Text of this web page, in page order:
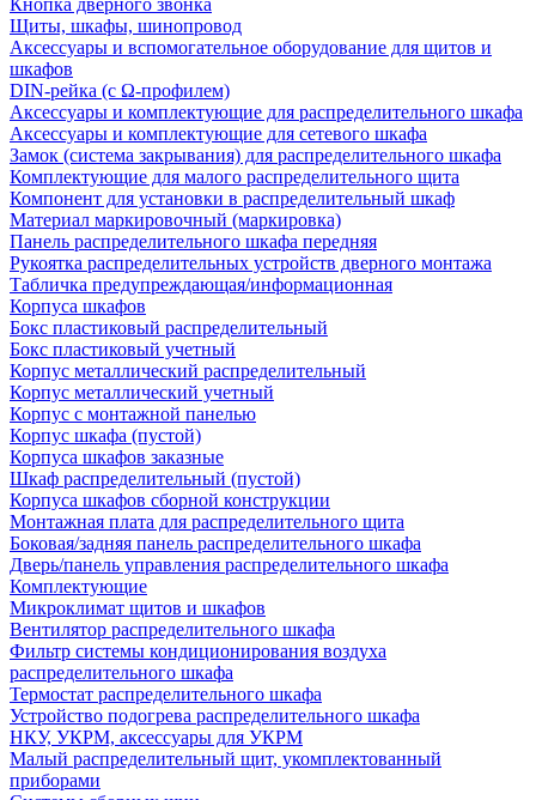
Кнопка дверного звонка
Щиты, шкафы, шинопровод
Аксессуары и вспомогательное оборудование для щитов и
шкафов
DIN-рейка (с Ω-профилем)
Аксессуары и комплектующие для распределительного шкафа
Аксессуары и комплектующие для сетевого шкафа
Замок (система закрывания) для распределительного шкафа
Комплектующие для малого распределительного щита
Компонент для установки в распределительный шкаф
Материал маркировочный (маркировка)
Панель распределительного шкафа передняя
Рукоятка распределительных устройств дверного монтажа
Табличка предупреждающая/информационная
Корпуса шкафов
Бокс пластиковый распределительный
Бокс пластиковый учетный
Корпус металлический распределительный
Корпус металлический учетный
Корпус с монтажной панелью
Корпус шкафа (пустой)
Корпуса шкафов заказные
Шкаф распределительный (пустой)
Корпуса шкафов сборной конструкции
Монтажная плата для распределительного щита
Боковая/задняя панель распределительного шкафа
Дверь/панель управления распределительного шкафа
Комплектующие
Микроклимат щитов и шкафов
Вентилятор распределительного шкафа
Фильтр системы кондиционирования воздуха
распределительного шкафа
Термостат распределительного шкафа
Устройство подогрева распределительного шкафа
НКУ, УКРМ, аксессуары для УКРМ
Малый распределительный щит, укомплектованный
приборами